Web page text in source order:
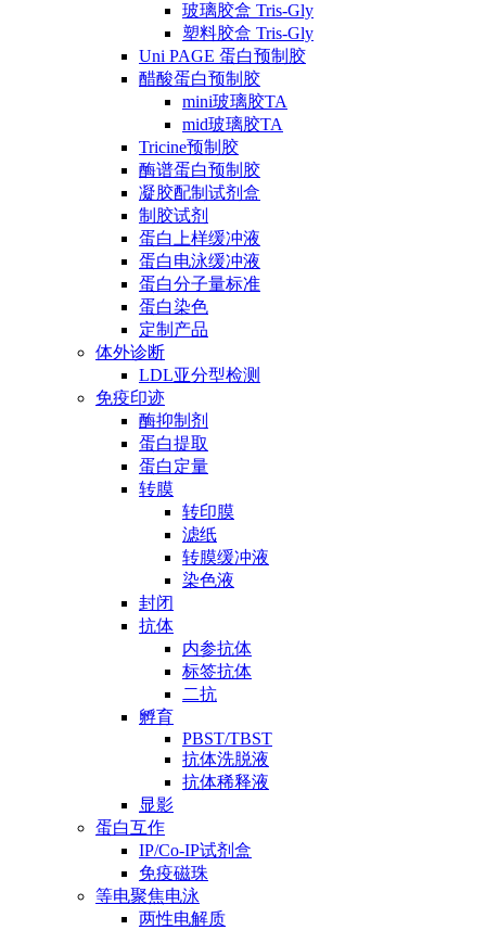
玻璃胶盒 Tris-Gly
塑料胶盒 Tris-Gly
Uni PAGE 蛋白预制胶
醋酸蛋白预制胶
mini玻璃胶TA
mid玻璃胶TA
Tricine预制胶
酶谱蛋白预制胶
凝胶配制试剂盒
制胶试剂
蛋白上样缓冲液
蛋白电泳缓冲液
蛋白分子量标准
蛋白染色
定制产品
体外诊断
LDL亚分型检测
免疫印迹
酶抑制剂
蛋白提取
蛋白定量
转膜
转印膜
滤纸
转膜缓冲液
染色液
封闭
抗体
内参抗体
标签抗体
二抗
孵育
PBST/TBST
抗体洗脱液
抗体稀释液
显影
蛋白互作
IP/Co-IP试剂盒
免疫磁珠
等电聚焦电泳
两性电解质